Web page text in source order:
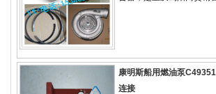
康明斯船用燃油泵
连接